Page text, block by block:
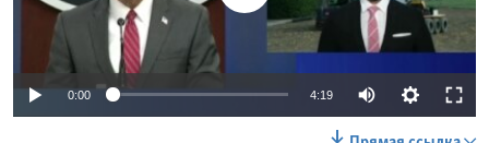
0:00 4:19